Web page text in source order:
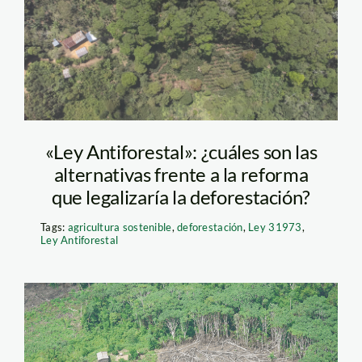
«Ley Antiforestal»: ¿cuáles son las
alternativas frente a la reforma
que legalizaría la deforestación?
Tags: agricultura sostenible,deforestación, Ley 31973,
Ley Antiforestal
deforestación